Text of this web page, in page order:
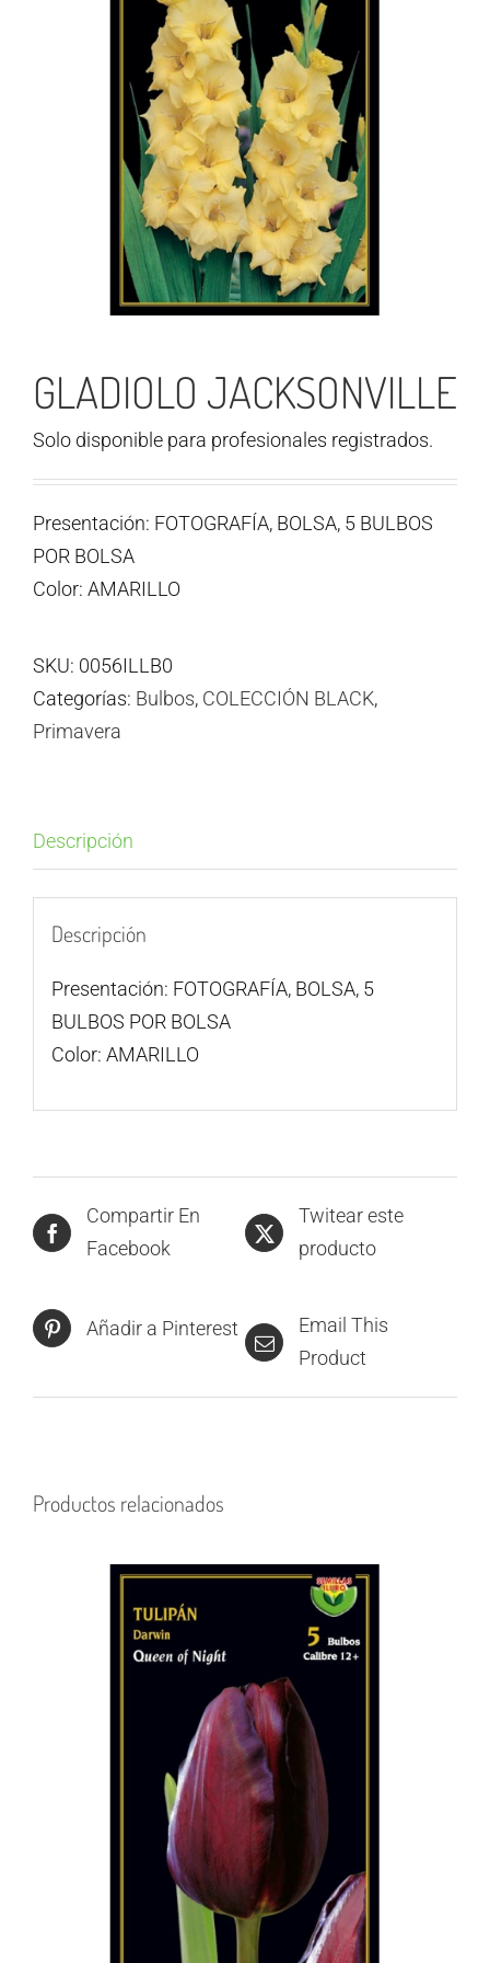
GLADIOLO JACKSONVILLE
Solo disponible para profesionales registrados.
Presentación: FOTOGRAFÍA, BOLSA, 5 BULBOS
POR BOLSA
Color: AMARILLO
SKU: 0056ILLB0
Categorías: Bulbos, COLECCIÓN BLACK,
Primavera
Descripción
Descripción
Presentación: FOTOGRAFÍA, BOLSA, 5
BULBOS POR BOLSA
Color: AMARILLO
Compartir En
Facebook
Twitear este
producto
Añadir a Pinterest
Email This
Product
Productos relacionados